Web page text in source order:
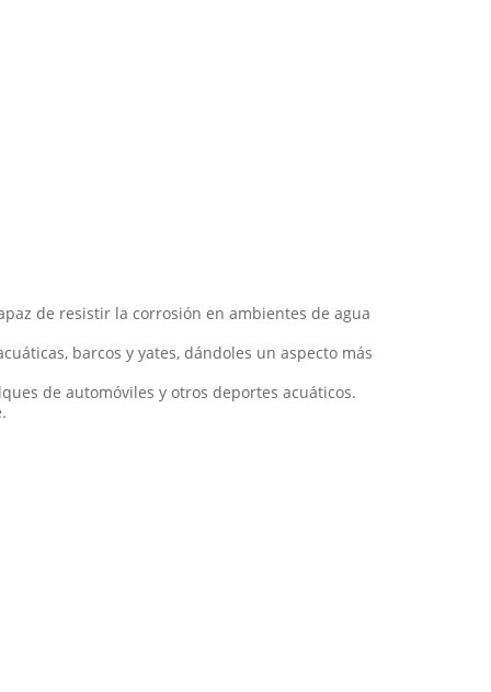
de resistir la corrosión en ambientes de agua
barcos y yates, dándoles un aspecto más
de automóviles y otros deportes acuáticos.